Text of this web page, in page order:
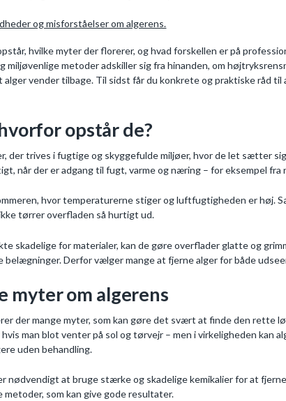
og misforståelser om algerens.
hvilke myter der florerer, og hvad forskellen er på
miljøvenlige metoder adskiller sig fra hinanden, om
alger vender tilbage. Til sidst får du konkrete og praktiske råd
opstår de?
der trives i fugtige og skyggefulde miljøer, hvor de let sætter
når der er adgang til fugt, varme og næring – for eksempel fra
hvor temperaturerne stiger og luftfugtigheden er høj.
tørrer overfladen så hurtigt ud.
skadelige for materialer, kan de gøre overflader glatte og
belægninger. Derfor vælger mange at fjerne alger for både
myter om algerens
der mange myter, som kan gøre det svært at finde den rette
man blot venter på sol og tørvejr – men i virkeligheden kan
uden behandling.
nødvendigt at bruge stærke og skadelige kemikalier for at
metoder, som kan give gode resultater.